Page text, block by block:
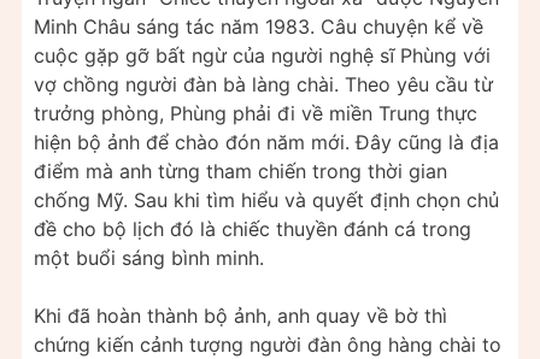
Minh Châu sáng tác năm 1983. Câu chuyện kể về
cuộc gặp gỡ bất ngừ của người nghệ sĩ Phùng với
vợ chồng người đàn bà làng chài. Theo yêu cầu từ
trưởng phòng, Phùng phải đi về miền Trung thực
hiện bộ ảnh để chào đón năm mới. Đây cũng là địa
điểm mà anh từng tham chiến trong thời gian
chống Mỹ. Sau khi tìm hiểu và quyết định chọn chủ
đề cho bộ lịch đó là chiếc thuyền đánh cá trong
một buổi sáng bình minh.
Khi đã hoàn thành bộ ảnh, anh quay về bờ thì
chứng kiến cảnh tượng người đàn ông hàng chài to